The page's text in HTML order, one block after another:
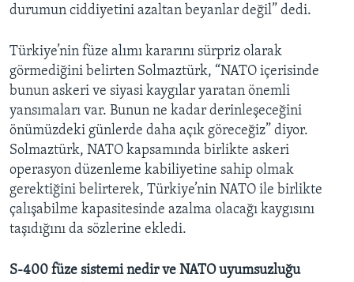
durumun ciddiyetini azaltan beyanlar değil” dedi.
Türkiye’nin füze alımı kararını sürpriz olarak
görmediğini belirten Solmaztürk, “NATO içerisinde
bunun askeri ve siyasi kaygılar yaratan önemli
yansımaları var. Bunun ne kadar derinleşeceğini
önümüzdeki günlerde daha açık göreceğiz” diyor.
Solmaztürk, NATO kapsamında birlikte askeri
operasyon düzenleme kabiliyetine sahip olmak
gerektiğini belirterek, Türkiye’nin NATO ile birlikte
çalışabilme kapasitesinde azalma olacağı kaygısını
taşıdığını da sözlerine ekledi.
S-400 füze sistemi nedir ve NATO uyumsuzluğu